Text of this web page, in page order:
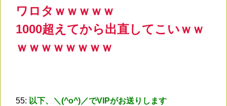
ワロタｗｗｗｗｗ
1000超えてから出直してこいｗｗ
ｗｗｗｗｗｗｗｗ
55: 以下、＼(^o^)／でVIPがお送りします